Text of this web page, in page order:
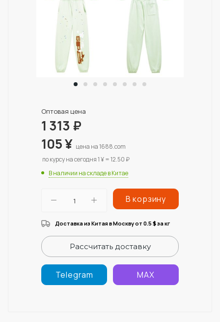
Оптовая цена
1 313 ₽
105¥ цена на 1688.com
по курсу на сегодня 1 ¥ = 12.50 ₽
В наличии на складе в Китае
В корзину
Доставка из Китая в Москву от 0.5 $за кг
Рассчитать доставку
Telegram MAX